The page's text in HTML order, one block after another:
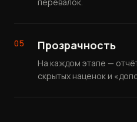
05 Прозрачность
На каждом этапе —
скрытых наценок и